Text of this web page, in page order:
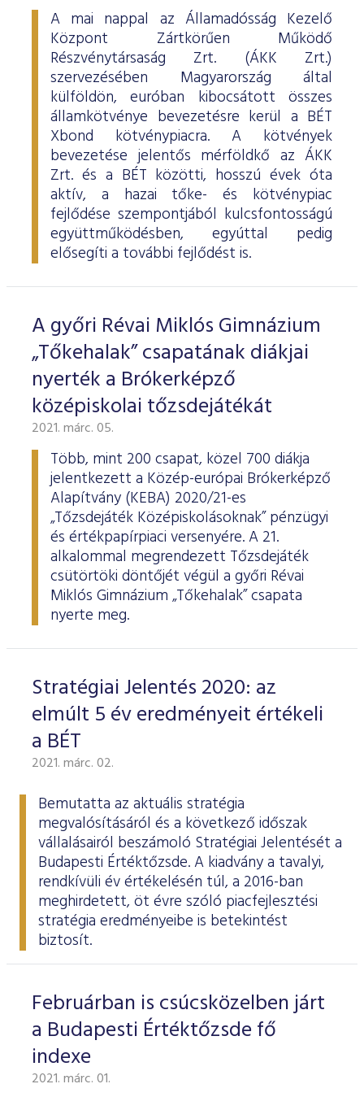
A mai nappal az Államadósság Kezelő
Központ Zártkörűen Működő
Részvénytársaság Zrt. (ÁKK Zrt.)
szervezésében Magyarország által
külföldön, euróban kibocsátott összes
államkötvénye bevezetésre kerül a BÉT
Xbond kötvénypiacra. A kötvények
bevezetése jelentős mérföldkő az ÁKK
Zrt. és a BÉT közötti, hosszú évek óta
aktív, a hazai tőke- és kötvénypiac
fejlődése szempontjából kulcsfontosságú
együttműködésben, egyúttal pedig
elősegíti a további fejlődést is.
A győri Révai Miklós Gimnázium
„Tőkehalak” csapatának diákjai
nyerték a Brókerképző
középiskolai tőzsdejátékát
2021. márc. 05.
Több, mint 200 csapat, közel 700 diákja
jelentkezett a Közép-európai Brókerképző
Alapítvány (KEBA) 2020/21-es
„Tőzsdejáték Középiskolásoknak” pénzügyi
és értékpapírpiaci versenyére. A 21.
alkalommal megrendezett Tőzsdejáték
csütörtöki döntőjét végül a győri Révai
Miklós Gimnázium „Tőkehalak” csapata
nyerte meg.
Stratégiai Jelentés 2020: az
elmúlt 5 év eredményeit értékeli
a BÉT
2021. márc. 02.
Bemutatta az aktuális stratégia
megvalósításáról és a következő időszak
vállalásairól beszámoló Stratégiai Jelentését a
Budapesti Értéktőzsde. A kiadvány a tavalyi,
rendkívüli év értékelésén túl, a 2016-ban
meghirdetett, öt évre szóló piacfejlesztési
stratégia eredményeibe is betekintést
biztosít.
Februárban is csúcsközelben járt
a Budapesti Értéktőzsde fő
indexe
2021. márc. 01.